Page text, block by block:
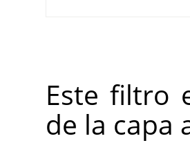
Este filtro
de la capa